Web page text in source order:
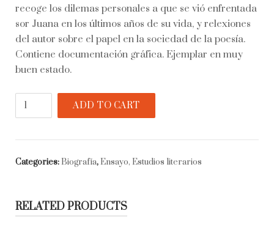
recoge los dilemas personales a que se vió enfrentada
sor Juana en los últimos años de su vida, y relexiones
del autor sobre el papel en la sociedad de la poesía.
Contiene documentación gráfica. Ejemplar en muy
buen estado.
Sor
de
la
Cruz
trampas
ADD TO CART
Categories:Biografía,Ensayo, Estudios literarios
RELATED PRODUCTS